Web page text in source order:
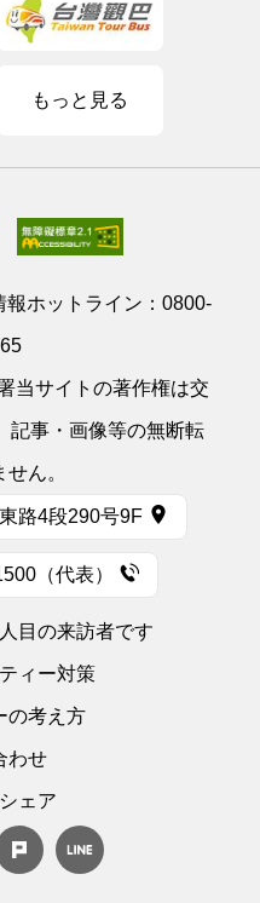
もっと見る
ホットライン： 0800-
当サイトの著作権は交
記事・画像等の無断転
ん。
路4段290号9F
（代表）
人目の来訪者です
ィー対策
の考え方
わせ
ェア